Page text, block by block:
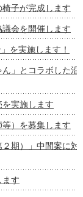
子が完成します
会を開催します
を実施します！
」とコラボした沿
を実施します
等）を募集します
期）」中間案に
ます